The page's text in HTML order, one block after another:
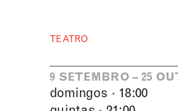
TEATRO
9 SETEMBRO – 25
domingos · 18:00